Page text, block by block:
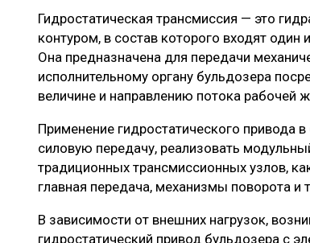
Гидростатическая трансмиссия — это
контуром, в состав которого входят
Она предназначена для передачи
исполнительному органу бульдозера
величине и направлению потока рабочей
Применение гидростатического привода
силовую передачу, реализовать
традиционных трансмиссионных узлов,
главная передача, механизмы поворота и
В зависимости от внешних нагрузок,
гидростатический привод бульдозера с